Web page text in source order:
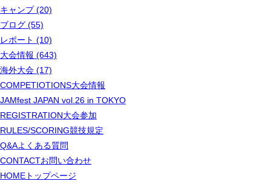
キャンプ (20)
ブログ (55)
レポート (10)
大会情報 (643)
海外大会 (17)
COMPETIOTIONS大会情報
JAMfest JAPAN vol.26 in TOKYO
REGISTRATION大会参加
RULES/SCORING競技規定
Q&Aよくある質問
CONTACTお問い合わせ
HOME トップページ